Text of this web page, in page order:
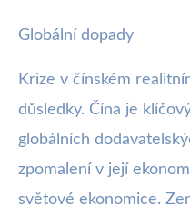
Globální dopady
Krize v čínském
důsledky. Čína je
globálních
zpomalení v její
světové ekonomice.